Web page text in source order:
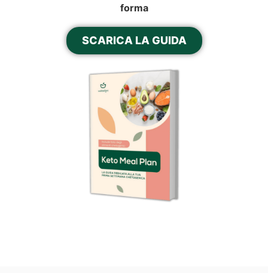
forma
SCARICA LA GUIDA